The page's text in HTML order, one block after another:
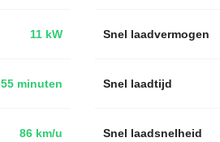
11 kW
55 minuten
86 km/u
Snel laadvermogen
Snel laadtijd
Snel laadsnelheid